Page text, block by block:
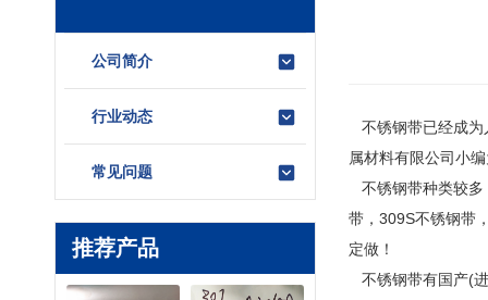
公司简介
行业动态
常见问题
推荐产品
不锈钢带已经成为
属材料有限公司小
不锈钢带种类较多
带，309S不锈钢带
定做！
不锈钢带有国产(